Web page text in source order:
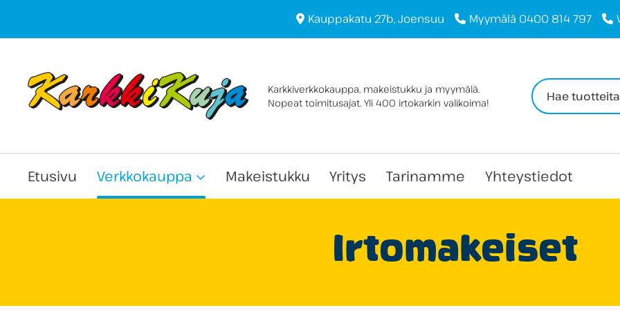
Kauppakatu 27b, Joensuu Myymälä 0400 814 797
Karkkiverkkokauppa, makeistukku ja myymälä.
Nopeat toimitusajat. Yli 400 irtokarkin valikoima!
Haku:
Etusivu Verkkokauppa Makeistukku Yritys Tarinamme Yhteystiedot
Irtomakeiset